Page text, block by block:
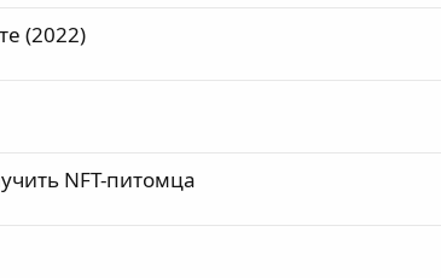
(2022)
NFT-питомца